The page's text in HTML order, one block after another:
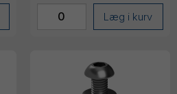
Læg i kurv